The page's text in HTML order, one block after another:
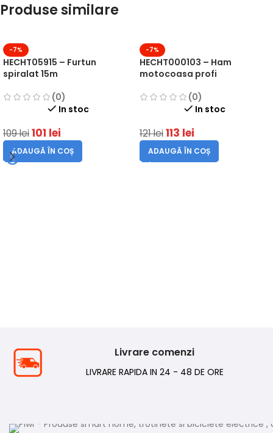
Produse similare
-7%
HECHT05915 – Furtun
spiralat 15m
(0)
In stoc
109lei101 lei
ADAUGĂ ÎN COȘ
-7%
HECHT000103 – Ham
motocoasa profi
(0)
In stoc
121lei113 lei
ADAUGĂ ÎN COȘ
Livrare comenzi
LIVRARE RAPIDA IN 24 - 48 DE ORE